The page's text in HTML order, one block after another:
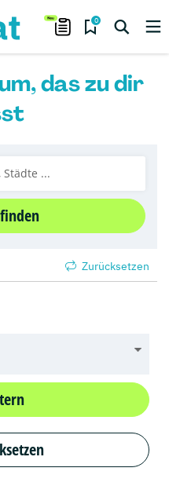
0
das zu dir
Zurücksetzen